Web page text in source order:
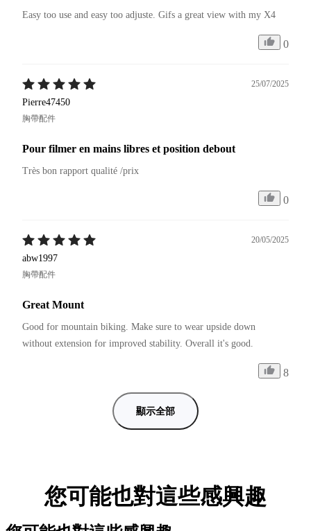
Easy too use and easy too adjuste. Gifs a great view with my X4
0
25/07/2025
Pierre47450
胸帶配件
Pour filmer en mains libres et position debout
Très bon rapport qualité /prix
0
20/05/2025
abw1997
胸帶配件
Great Mount
Good for mountain biking. Make sure to wear upside down
without extension for improved stability. Overall it's good.
8
顯示全部
您可能也對這些感興趣